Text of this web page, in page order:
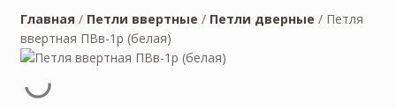
Главная / Петли ввертные / Петли дверные / Петля
ввертная ПВв-1р (белая)